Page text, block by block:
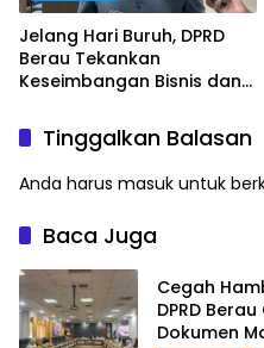
Jelang Hari Buruh, DPRD
Berau Tekankan
Keseimbangan Bisnis dan
Tinggalkan Balasan
Anda harus masuk untuk
Baca Juga
Cegah
DPRD
Dokumen